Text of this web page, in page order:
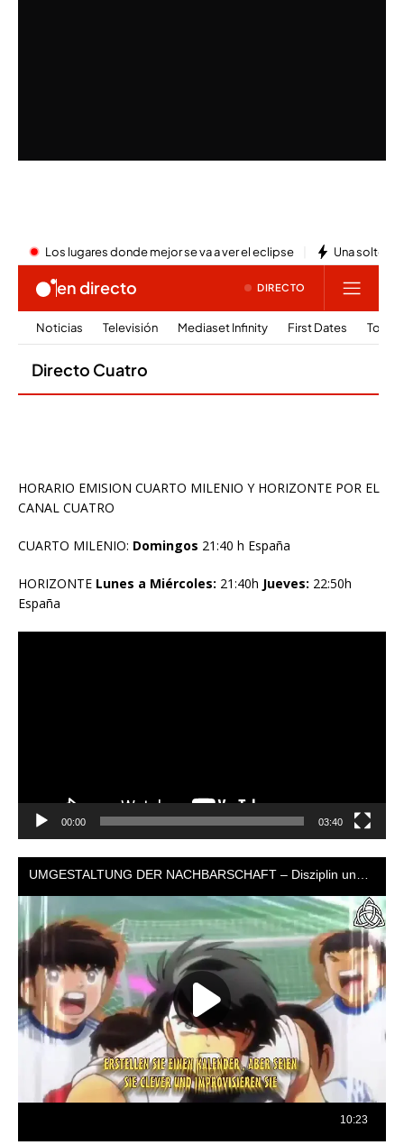
HORARIO EMISION CUARTO MILENIO Y HORIZONTE POR EL
CANAL CUATRO
CUARTO MILENIO: Domingos 21:40 h España
HORIZONTE Lunes a Miércoles: 21:40h Jueves: 22:50h
España
00:00 03:40